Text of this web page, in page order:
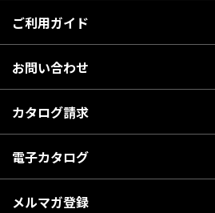
ご利用ガイド
お問い合わせ
カタログ請求
電子カタログ
メルマガ登録